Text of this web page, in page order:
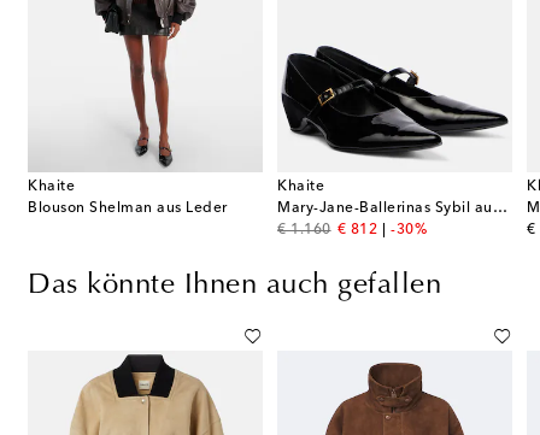
Khaite
Blouson Shelman aus Leder
Khaite
Mary-Jane-Ballerinas Sybil aus Lackleder
€ 1.160
original price
€ 812
discount price
-30%
€
Das könnte Ihnen auch gefallen